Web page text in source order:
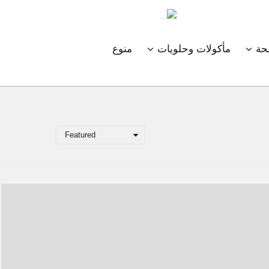
مأكولات وحلويات منوع
Featured